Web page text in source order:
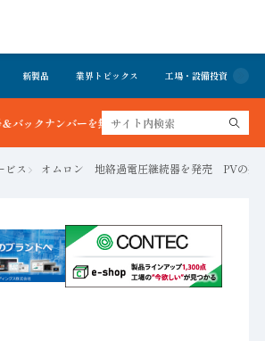
新製品 業界トピックス 工場・設備投資
ンバーを無料で公開中 詳細はこちら
ビス オムロン 地絡過電圧継続器を発売 PVの系